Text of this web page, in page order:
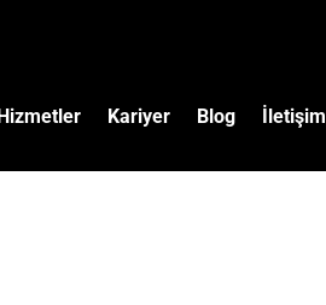
Kariyer Blog İletişim